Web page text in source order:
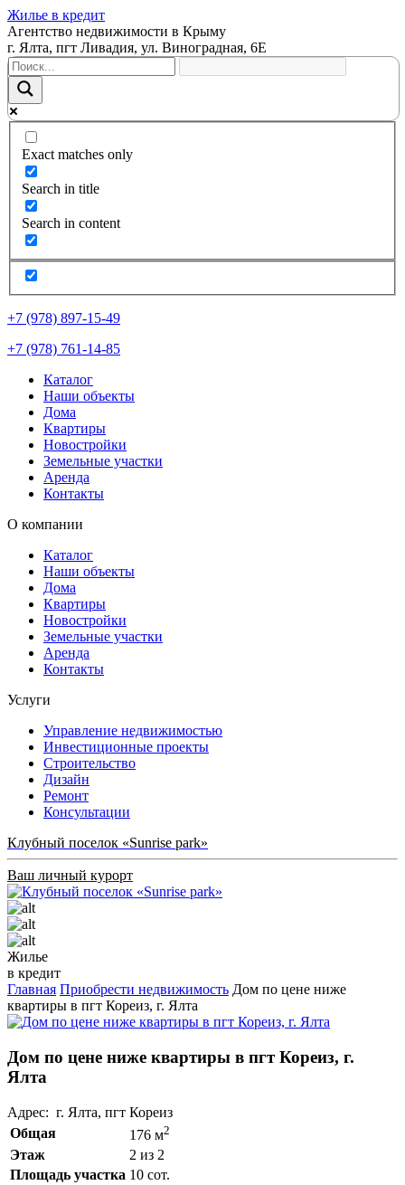
Жилье в кредит
Агентство недвижимости в Крыму
г. Ялта, пгт Ливадия, ул. Виноградная, 6Е
Exact matches only
Search in title
Search in content
+7 (978) 897-15-49
+7 (978) 761-14-85
Каталог
Наши объекты
Дома
Квартиры
Новостройки
Земельные участки
Аренда
Контакты
О компании
Каталог
Наши объекты
Дома
Квартиры
Новостройки
Земельные участки
Аренда
Контакты
Услуги
Управление недвижимостью
Инвестиционные проекты
Строительство
Дизайн
Ремонт
Консультации
Клубный поселок «Sunrise park»
Ваш личный курорт
Жилье
в кредит
Главная Приобрести недвижимость Дом по цене ниже
квартиры в пгт Кореиз, г. Ялта
Дом по цене ниже квартиры в пгт Кореиз, г.
Ялта
Адрес: г. Ялта, пгт Кореиз
Общая
176 м2
Этаж
2 из 2
Площадь участка 10 сот.